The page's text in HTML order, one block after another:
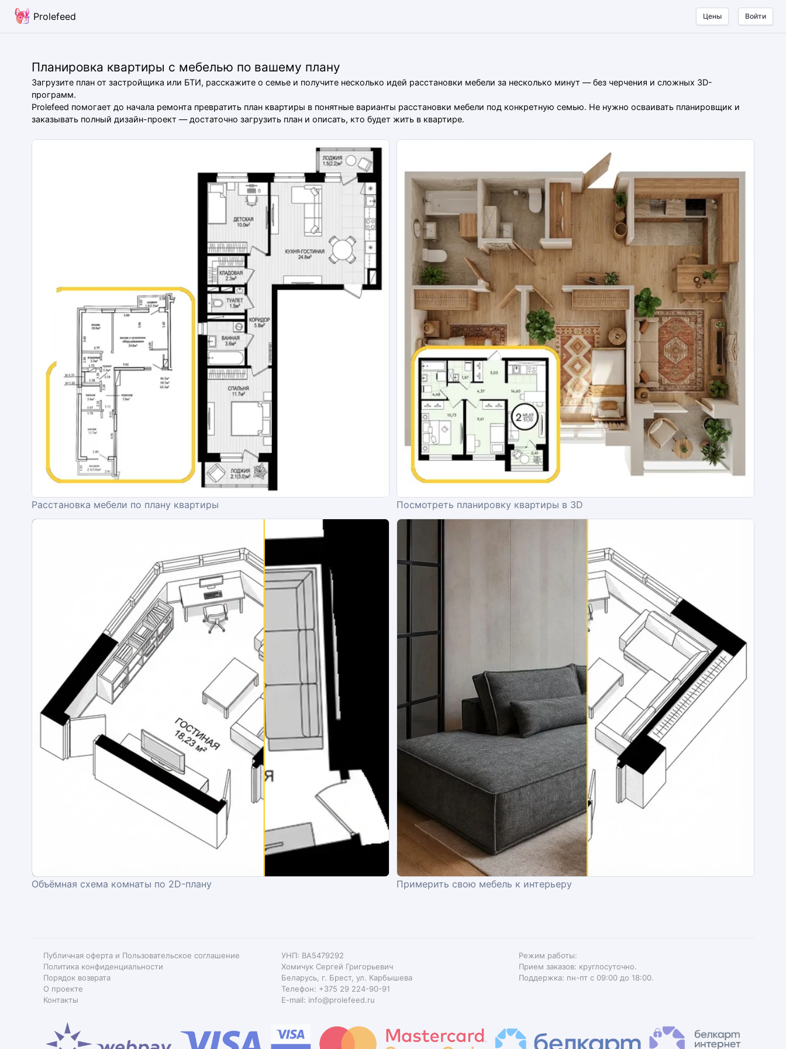
Prolefeed Цены Войти
Планировка квартиры с мебелью по вашему плану
Загрузите план от застройщика или БТИ, расскажите о семье и получите несколько идей расстановки мебели за несколько минут — без черчения и сложных 3D-
программ.
Prolefeed помогает до начала ремонта превратить план квартиры в понятные варианты расстановки мебели под конкретную семью. Не нужно осваивать планировщик и
заказывать полный дизайн-проект — достаточно загрузить план и описать, кто будет жить в квартире.
Расстановка мебели по плану квартиры Посмотреть планировку квартиры в 3D
Объёмная схема комнаты по 2D-плану Примерить свою мебель к интерьеру
Публичная оферта и Пользовательское соглашение
Политика конфиденциальности
Порядок возврата
О проекте
Контакты
УНП: BA5479292
Хомичук Сергей Григорьевич
Беларусь, г. Брест, ул. Карбышева
Телефон: +375 29 224-90-91
E-mail: info@prolefeed.ru
Режим работы:
Прием заказов: круглосуточно.
Поддержка: пн-пт с 09:00 до 18:00.